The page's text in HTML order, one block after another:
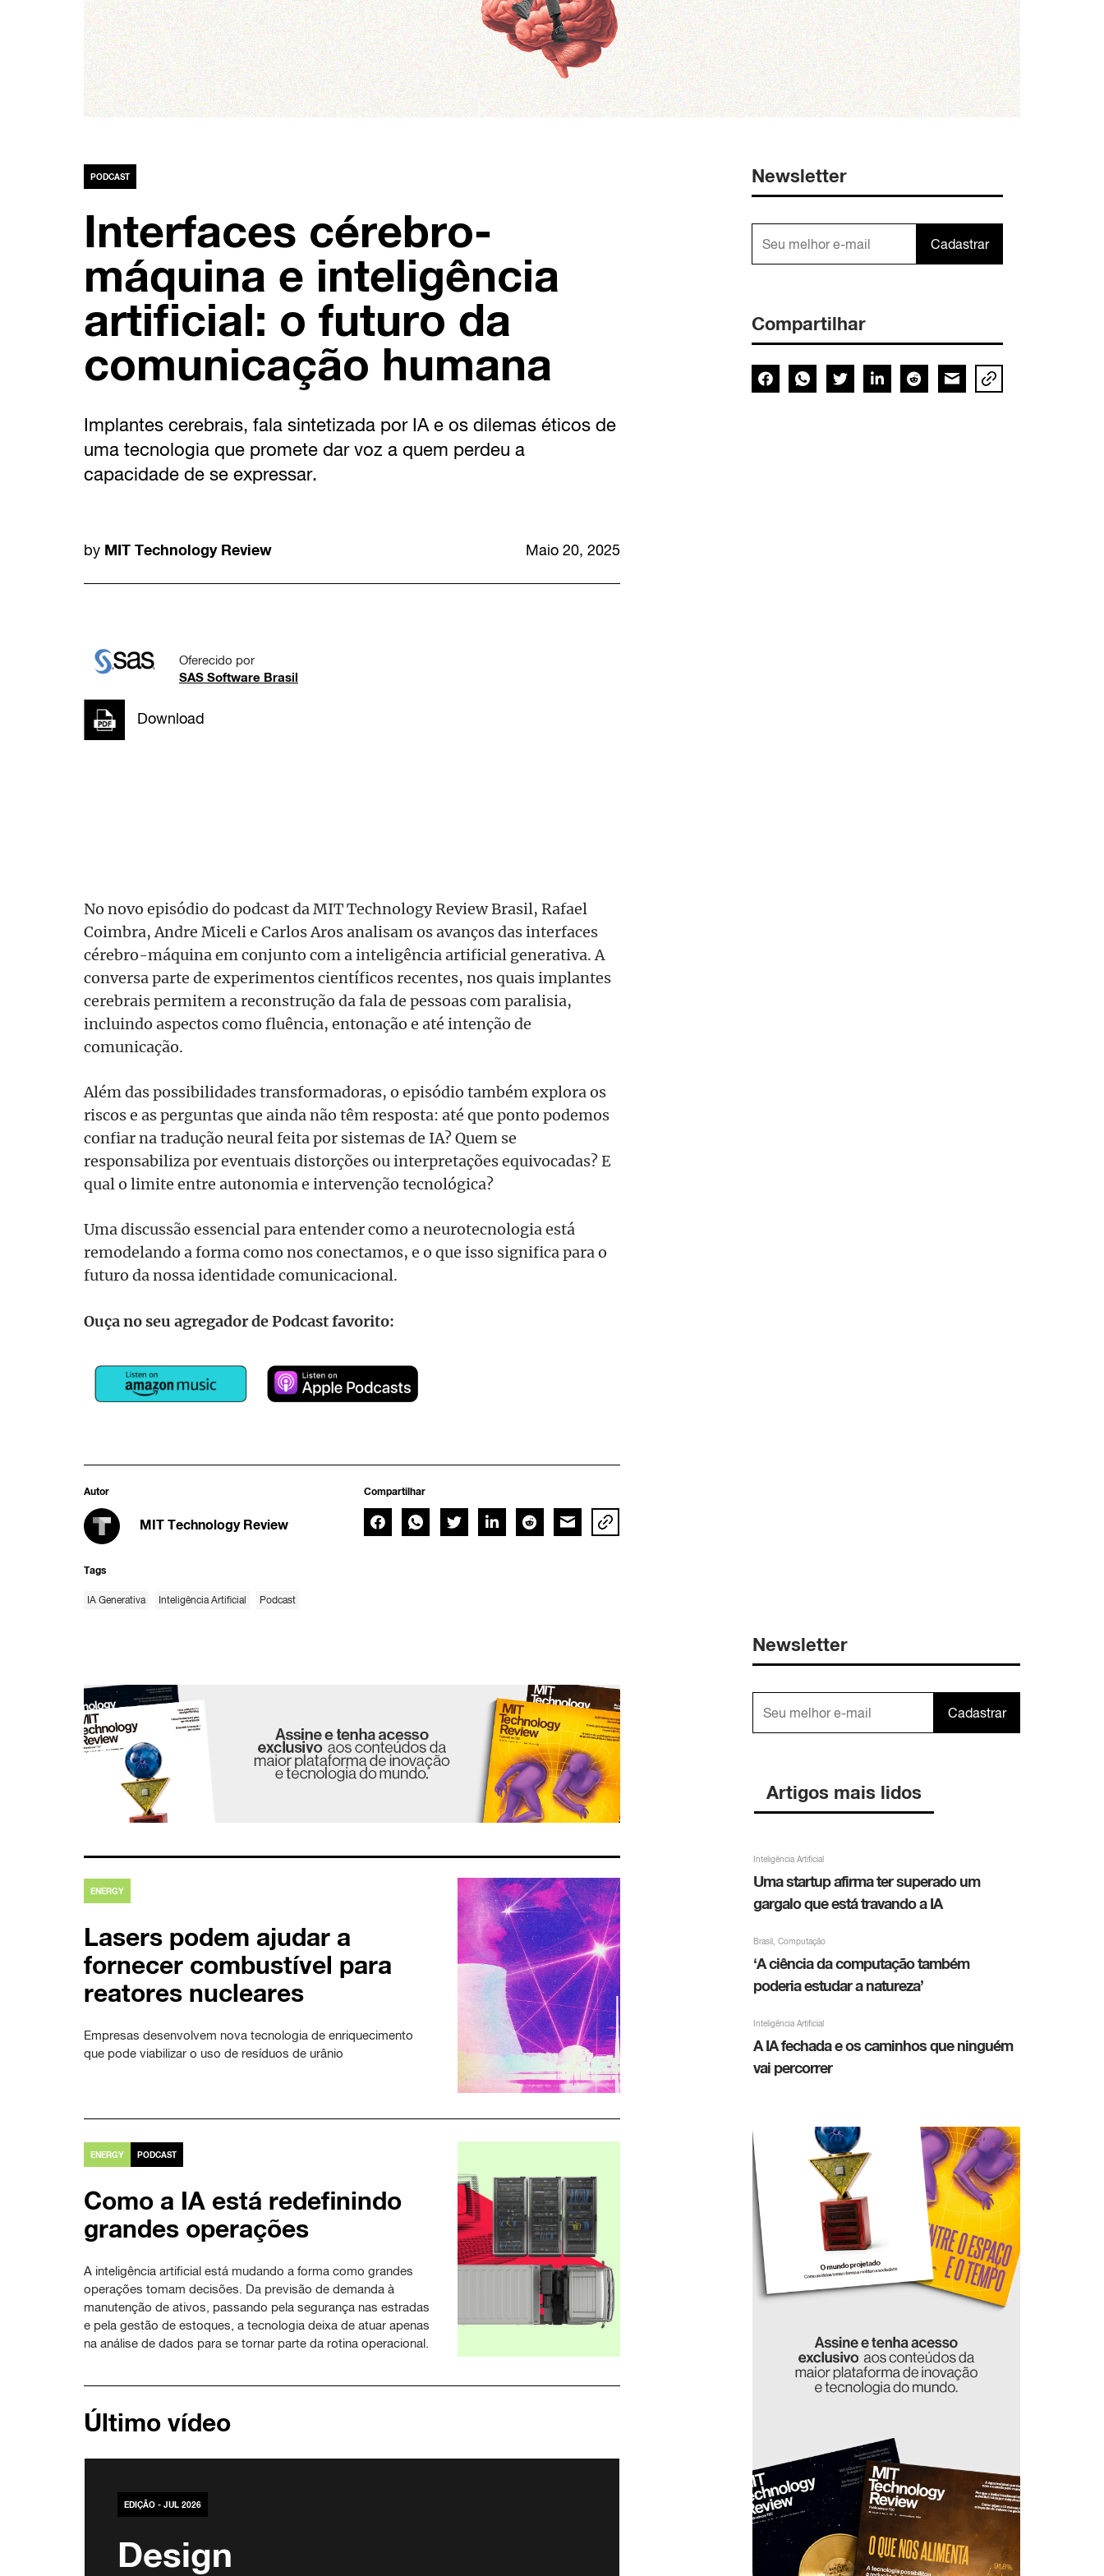
PODCAST
Interfaces cérebro-
máquina e inteligência
artificial: o futuro da
comunicação humana
Implantes cerebrais, fala sintetizada por IA e os dilemas éticos de
uma tecnologia que promete dar voz a quem perdeu a
capacidade de se expressar.
by MIT Technology Review Maio 20, 2025
Oferecido por
SAS Software Brasil
Download
No novo episódio do podcast da MIT Technology Review Brasil, Rafael
Coimbra, Andre Miceli e Carlos Aros analisam os avanços das interfaces
cérebro-máquina em conjunto com a inteligência artificial generativa. A
conversa parte de experimentos científicos recentes, nos quais implantes
cerebrais permitem a reconstrução da fala de pessoas com paralisia,
incluindo aspectos como fluência, entonação e até intenção de
comunicação.
Além das possibilidades transformadoras, o episódio também explora os
riscos e as perguntas que ainda não têm resposta: até que ponto podemos
confiar na tradução neural feita por sistemas de IA? Quem se
responsabiliza por eventuais distorções ou interpretações equivocadas? E
qual o limite entre autonomia e intervenção tecnológica?
Uma discussão essencial para entender como a neurotecnologia está
remodelando a forma como nos conectamos, e o que isso significa para o
futuro da nossa identidade comunicacional.
Ouça no seu agregador de Podcast favorito:
Autor
MIT Technology Review
Compartilhar
Tags
IA Generativa Inteligência Artificial Podcast
Newsletter
Cadastrar
Compartilhar
ENERGY
Lasers podem ajudar a
fornecer combustível para
reatores nucleares
Empresas desenvolvem nova tecnologia de enriquecimento
que pode viabilizar o uso de resíduos de urânio
ENERGY PODCAST
Como a IA está redefinindo
grandes operações
A inteligência artificial está mudando a forma como grandes
operações tomam decisões. Da previsão de demanda à
manutenção de ativos, passando pela segurança nas estradas
e pela gestão de estoques, a tecnologia deixa de atuar apenas
na análise de dados para se tornar parte da rotina operacional.
Último vídeo
EDIÇÃO - JUL 2026
Design
Newsletter
Cadastrar
Artigos mais lidos